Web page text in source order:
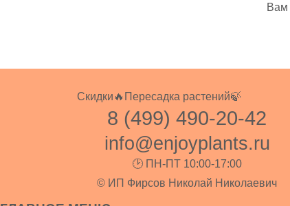
Вам
Скидки🔥 Пересадка растений🍃
8 (499) 490-20-42
info@enjoyplants.ru
🕑 ПН-ПТ 10:00-17:00
© ИП Фирсов Николай Николаевич